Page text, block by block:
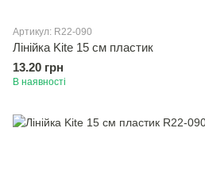
Артикул: R22-090
Лінійка Kite 15 см пластик
13.20 грн
В наявності